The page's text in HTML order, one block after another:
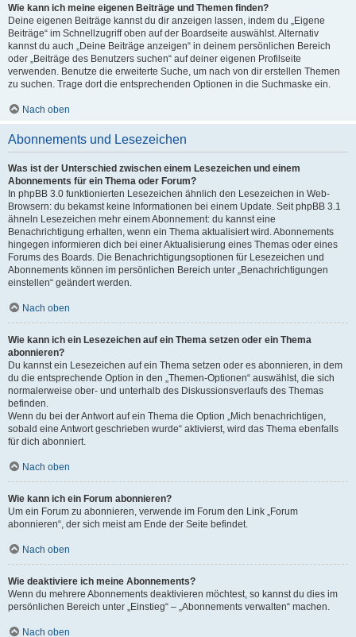
Wie kann ich meine eigenen Beiträge und Themen finden?
Deine eigenen Beiträge kannst du dir anzeigen lassen, indem du „Eigene
Beiträge“ im Schnellzugriff oben auf der Boardseite auswählst. Alternativ
kannst du auch „Deine Beiträge anzeigen“ in deinem persönlichen Bereich
oder „Beiträge des Benutzers suchen“ auf deiner eigenen Profilseite
verwenden. Benutze die erweiterte Suche, um nach von dir erstellen Themen
zu suchen. Trage dort die entsprechenden Optionen in die Suchmaske ein.
Nach oben
Abonnements und Lesezeichen
Was ist der Unterschied zwischen einem Lesezeichen und einem
Abonnements für ein Thema oder Forum?
In phpBB 3.0 funktionierten Lesezeichen ähnlich den Lesezeichen in Web-
Browsern: du bekamst keine Informationen bei einem Update. Seit phpBB 3.1
ähneln Lesezeichen mehr einem Abonnement: du kannst eine
Benachrichtigung erhalten, wenn ein Thema aktualisiert wird. Abonnements
hingegen informieren dich bei einer Aktualisierung eines Themas oder eines
Forums des Boards. Die Benachrichtigungsoptionen für Lesezeichen und
Abonnements können im persönlichen Bereich unter „Benachrichtigungen
einstellen“ geändert werden.
Nach oben
Wie kann ich ein Lesezeichen auf ein Thema setzen oder ein Thema
abonnieren?
Du kannst ein Lesezeichen auf ein Thema setzen oder es abonnieren, in dem
du die entsprechende Option in den „Themen-Optionen“ auswählst, die sich
normalerweise ober- und unterhalb des Diskussionsverlaufs des Themas
befinden.
Wenn du bei der Antwort auf ein Thema die Option „Mich benachrichtigen,
sobald eine Antwort geschrieben wurde“ aktivierst, wird das Thema ebenfalls
für dich abonniert.
Nach oben
Wie kann ich ein Forum abonnieren?
Um ein Forum zu abonnieren, verwende im Forum den Link „Forum
abonnieren“, der sich meist am Ende der Seite befindet.
Nach oben
Wie deaktiviere ich meine Abonnements?
Wenn du mehrere Abonnements deaktivieren möchtest, so kannst du dies im
persönlichen Bereich unter „Einstieg“ – „Abonnements verwalten“ machen.
Nach oben